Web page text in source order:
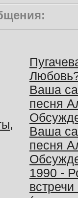
Ваша
песня
Ваша
песня
1990 -